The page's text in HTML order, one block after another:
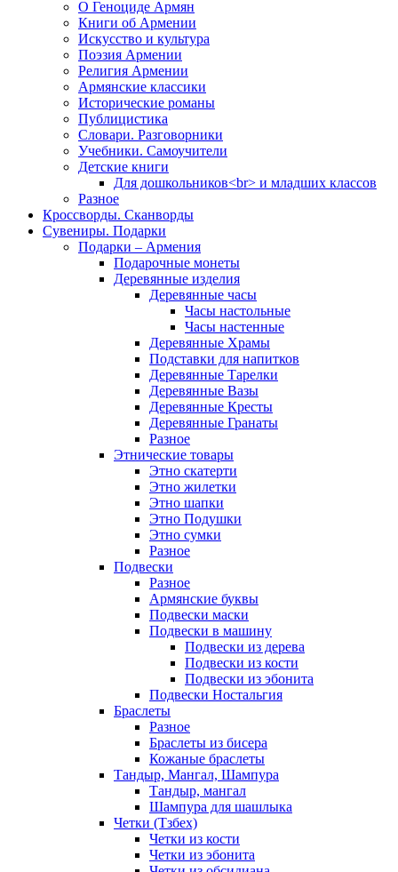
О Геноциде Армян
Книги об Армении
Иcкусство и культура
Поэзия Армении
Религия Армении
Армянские классики
Исторические романы
Публицистика
Словари. Разговорники
Учебники. Самоучители
Детские книги
Для дошкольников<br> и младших классов
Разное
Кроссворды. Сканворды
Сувениры. Подарки
Подарки – Армения
Подарочные монеты
Деревянные изделия
Деревянные часы
Часы настольные
Часы настенные
Деревянные Храмы
Подставки для напитков
Деревянные Тарелки
Деревянные Вазы
Деревянные Кресты
Деревянные Гранаты
Разное
Этнические товары
Этно скатерти
Этно жилетки
Этно шапки
Этно Подушки
Этно сумки
Разное
Подвески
Разное
Армянские буквы
Подвески маски
Подвески в машину
Подвески из дерева
Подвески из кости
Подвески из эбонита
Подвески Ностальгия
Браслеты
Разное
Браслеты из бисера
Кожаные браслеты
Тандыр, Мангал, Шампура
Тандыр, мангал
Шампура для шашлыка
Четки (Тзбех)
Четки из кости
Четки из эбонита